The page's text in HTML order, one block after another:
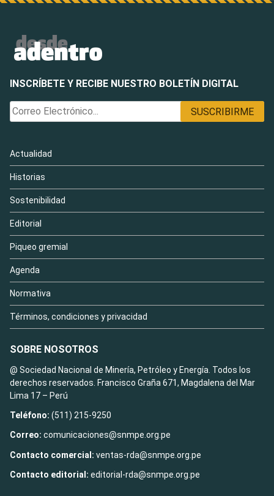
INSCRÍBETE Y RECIBE NUESTRO BOLETÍN DIGITAL
Actualidad
Historias
Sostenibilidad
Editorial
Piqueo gremial
Agenda
Normativa
Términos, condiciones y privacidad
SOBRE NOSOTROS
@ Sociedad Nacional de Minería, Petróleo y Energía. Todos los
derechos reservados. Francisco Graña 671, Magdalena del Mar
Lima 17 – Perú
Teléfono: (511) 215-9250
Correo: comunicaciones@snmpe.org.pe
Contacto comercial: ventas-rda@snmpe.org.pe
Contacto editorial: editorial-rda@snmpe.org.pe